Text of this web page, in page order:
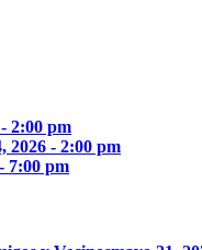
2:00 pm
2026 - 2:00 pm
7:00 pm